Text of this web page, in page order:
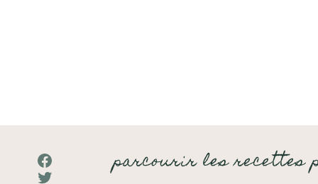
Facebook
Twitter
parcourir les recettes